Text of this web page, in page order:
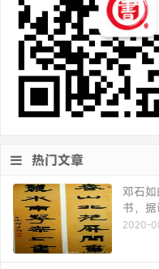
热门文章
邓石
书，
2020-